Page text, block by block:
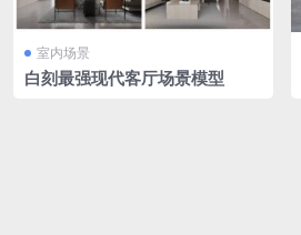
室内场景
白刻最强现代客厅场景模型